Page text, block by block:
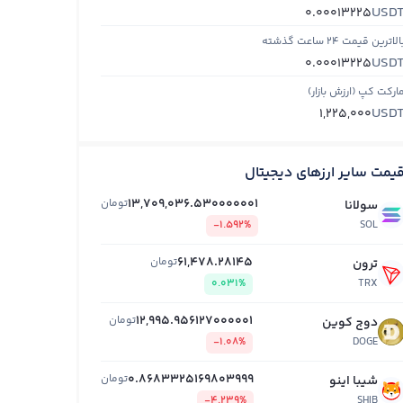
0.00013225
قیمت ۲۴ ساعت گذشته
0.00013225
مارکت کپ (ارزش بازار)
1,225,000
قیمت سایر ارزهای دیجیتال
سولانا
SOL
13,709,036.530000001تومان
-1.592%
ترون
TRX
61,478.28145تومان
0.031%
دوج کوین
DOGE
12,995.956127000001تومان
-1.08%
شیبا اینو 0.8683325169803999تومان